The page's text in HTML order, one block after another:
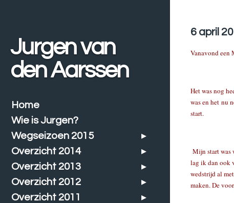
6 april
Vanavond een
Het was nog
was en het nu
start.
Mijn start was
lag ik dan ook
wedstrijd al
maken. De
Jurgen van
den Aarssen
Home
Wie is Jurgen?
Wegseizoen 2015
Overzicht 2014
Overzicht 2013
Overzicht 2012
Overzicht 2011